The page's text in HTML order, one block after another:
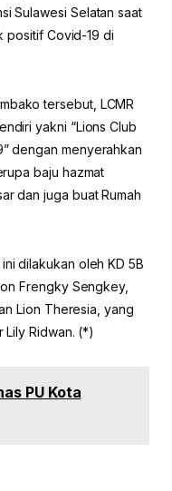
Sulawesi Selatan saat
positif Covid-19 di
tersebut, LCMR
yakni “Lions Club
dengan menyerahkan
baju hazmat
dan juga buat Rumah
dilakukan oleh KD 5B
Frengky Sengkey,
Lion Theresia, yang
Ridwan. (*)
PU Kota